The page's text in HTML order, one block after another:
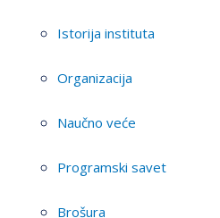
Istorija instituta
Organizacija
Naučno veće
Programski savet
Brošura